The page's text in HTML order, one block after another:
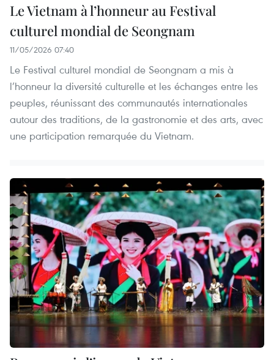
Le Vietnam à l’honneur au Festival
culturel mondial de Seongnam
11/05/2026 07:40
Le Festival culturel mondial de Seongnam a mis à
l’honneur la diversité culturelle et les échanges entre les
peuples, réunissant des communautés internationales
autour des traditions, de la gastronomie et des arts, avec
une participation remarquée du Vietnam.